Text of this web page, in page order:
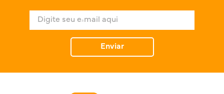
e
*
Enviar